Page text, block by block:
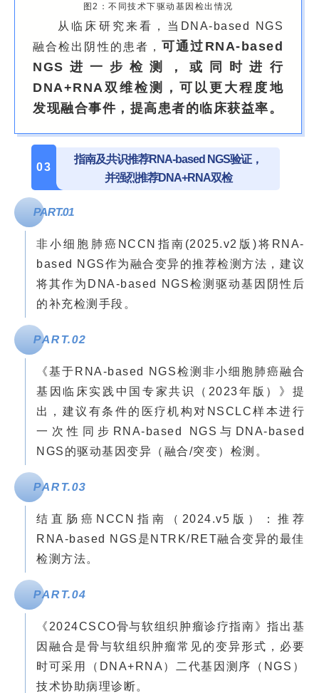
图2：不同技术下驱动基因检出情况
从临床研究来看，当DNA-based NGS
融合检出阴性的患者， 可通过RNA-based
NGS进一步检测，或同时进行
DNA+RNA双维检测，可以更大程度地
发现融合事件，提高患者的临床获益率。
03
指南及共识推荐RNA-based NGS验证，
并强烈推荐DNA+RNA双检
PART.01
非小细胞肺癌NCCN指南(2025.v2版)将RNA-
based NGS作为融合变异的推荐检测方法，建议
将其作为DNA-based NGS检测驱动基因阴性后
的补充检测手段。
PART.02
《基于RNA-based NGS检测非小细胞肺癌融合
基因临床实践中国专家共识（2023年版）》提
出，建议有条件的医疗机构对NSCLC样本进行
一次性同步RNA-based NGS与DNA-based
NGS的驱动基因变异（融合/突变）检测。
PART.03
结直肠癌NCCN指南（2024.v5版）：推荐
RNA-based NGS是NTRK/RET融合变异的最佳
检测方法。
PART.04
《2024CSCO骨与软组织肿瘤诊疗指南》指出基
因融合是骨与软组织肿瘤常见的变异形式，必要
时可采用（DNA+RNA）二代基因测序（NGS）
技术协助病理诊断。